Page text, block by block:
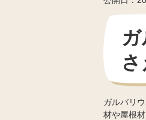
ガルバリ
材や屋根